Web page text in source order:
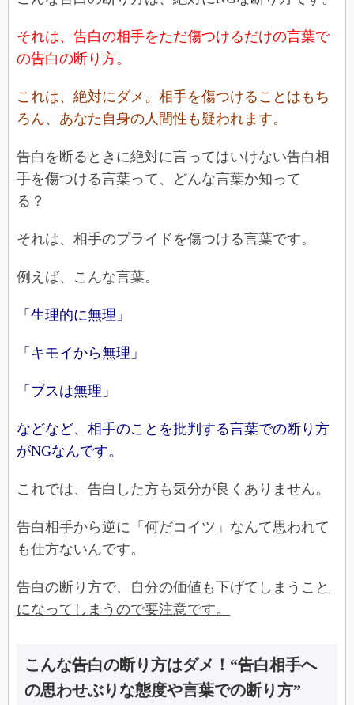
それは、告白の相手をただ傷つけるだけの言葉で
の告白の断り方。
これは、絶対にダメ。相手を傷つけることはもち
ろん、あなた自身の人間性も疑われます。
告白を断るときに絶対に言ってはいけない告白相
手を傷つける言葉って、どんな言葉か知って
る？
それは、相手のプライドを傷つける言葉です。
例えば、こんな言葉。
「生理的に無理」
「キモイから無理」
「ブスは無理」
などなど、相手のことを批判する言葉での断り方
がNGなんです。
これでは、告白した方も気分が良くありません。
告白相手から逆に「何だコイツ」なんて思われて
も仕方ないんです。
告白の断り方で、自分の価値も下げてしまうこと
になってしまうので要注意です。
こんな告白の断り方はダメ！“告白相手へ
の思わせぶりな態度や言葉での断り方”